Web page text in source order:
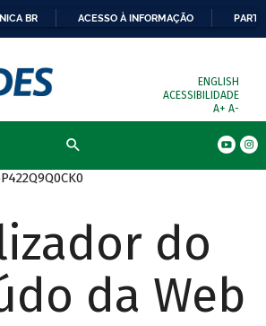
BR ACESSO À INFORMAÇÃO
ENGLISH
ACESSIBILIDADE
A+ A-
do
da Web